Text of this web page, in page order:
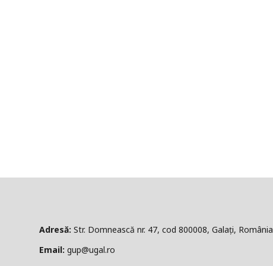
Str. Domnească nr. 47, cod 800008, Galați, România
gup@ugal.ro